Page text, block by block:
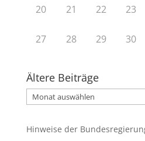
20 21 22 23
27 28 29 30
Ältere Beiträge
Ältere
Beiträge
Hinweise der